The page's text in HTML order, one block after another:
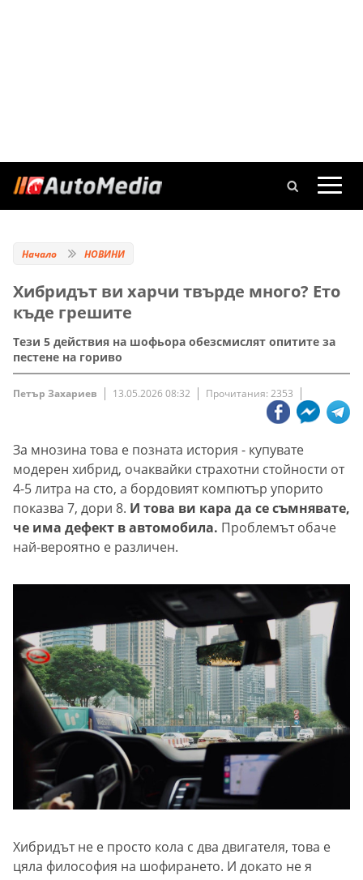
Начало НОВИНИ
Хибридът ви харчи твърде много? Ето
къде грешите
Тези 5 действия на шофьора обезсмислят опитите за
пестене на гориво
Петър Захариев 13.05.2026 08:32 Прочитания: 2353
За мнозина това е позната история - купувате
модерен хибрид, очаквайки страхотни стойности от
4-5 литра на сто, а бордовият компютър упорито
показва 7, дори 8. И това ви кара да се съмнявате,
че има дефект в автомобила. Проблемът обаче
най-вероятно е различен.
Хибридът не е просто кола с два двигателя, това е
цяла философия на шофирането. И докато не я